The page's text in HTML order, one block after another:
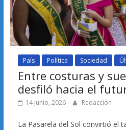
País Política Sociedad
Entre costuras y
desfiló hacia el
14 junio, 2026 Redacción
La Pasarela del Sol convirtió el